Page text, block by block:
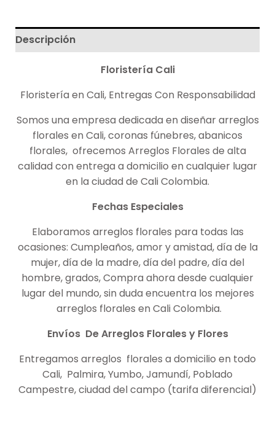
Descripción
Floristería Cali
Floristería en Cali, Entregas Con Responsabilidad
Somos una empresa dedicada en diseñar arreglos
florales en Cali, coronas fúnebres, abanicos
florales, ofrecemos Arreglos Florales de alta
calidad con entrega a domicilio en cualquier lugar
en la ciudad de Cali Colombia.
Fechas Especiales
Elaboramos arreglos florales para todas las
ocasiones: Cumpleaños, amor y amistad, día de la
mujer, día de la madre, día del padre, día del
hombre, grados, Compra ahora desde cualquier
lugar del mundo, sin duda encuentra los mejores
arreglos florales en Cali Colombia.
Envíos De Arreglos Florales y Flores
Entregamos arreglos florales a domicilio en todo
Cali, Palmira, Yumbo, Jamundí, Poblado
Campestre, ciudad del campo (tarifa diferencial)